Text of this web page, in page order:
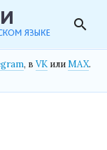
search
, в VK илиMAX.